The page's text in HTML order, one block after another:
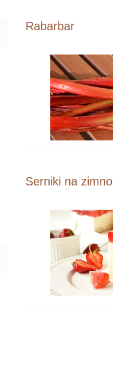
Rabarbar
Serniki na zimno